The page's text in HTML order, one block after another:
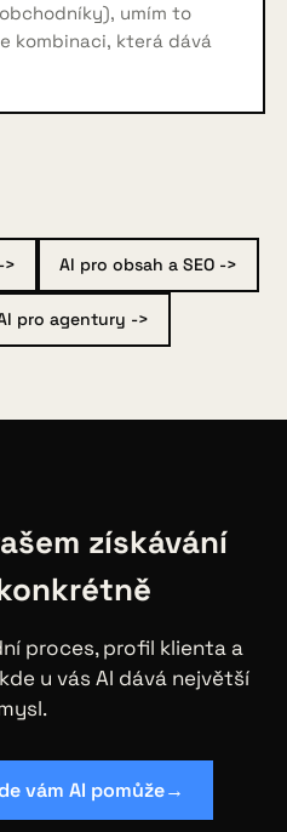
umím to
kombinaci, která dává
> AI pro obsah a SEO ->
pro agentury ->
získávání
proces, profil klienta a
u vás AI dává největší
vám AI pomůže→